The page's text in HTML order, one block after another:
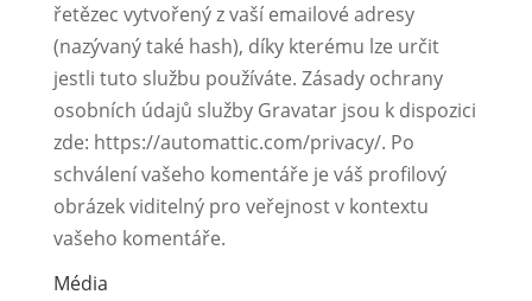
řetězec vytvořený z vaší emailové adresy
(nazývaný také hash), díky kterému lze určit
jestli tuto službu používáte. Zásady ochrany
osobních údajů služby Gravatar jsou k dispozici
zde: https://automattic.com/privacy/. Po
schválení vašeho komentáře je váš profilový
obrázek viditelný pro veřejnost v kontextu
vašeho komentáře.
Média